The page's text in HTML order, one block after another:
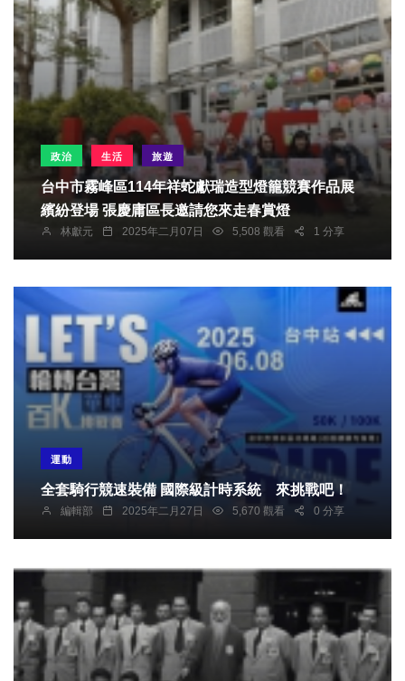
政治 生活 旅遊
台中市霧峰區114年祥蛇獻瑞造型燈籠競賽作品展
繽紛登場 張慶庸區長邀請您來走春賞燈
林獻元 2025年二月07日 5,508 觀看 1 分享
運動
全套騎行競速裝備 國際級計時系統 來挑戰吧！
編輯部 2025年二月27日 5,670 觀看 0 分享